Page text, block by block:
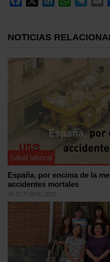
NOTICIAS
Salud laboral
España, por encima de la
accidentes mortales
28 OCTUBRE, 2025